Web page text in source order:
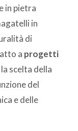
in pietra
in
di
a progetti
scelta della
del
e delle